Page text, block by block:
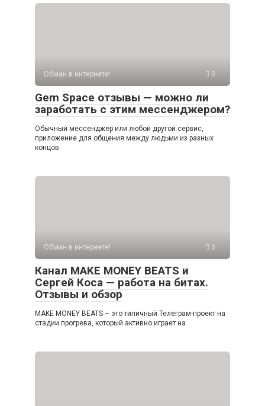
Обман в интернете! 0
Gem Space отзывы — можно ли
заработать с этим мессенджером?
Обычный мессенджер или любой другой сервис,
приложение для общения между людьми из разных
концов
Обман в интернете! 0
Канал MAKE MONEY BEATS и
Сергей Коса — работа на битах.
Отзывы и обзор
MAKE MONEY BEATS – это типичный Телеграм-проект на
стадии прогрева, который активно играет на